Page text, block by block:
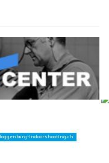
Raritäten in Winterthur ZH